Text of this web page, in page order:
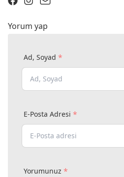
Yorum yap
Ad, Soyad *
E-Posta Adresi *
Yorumunuz *